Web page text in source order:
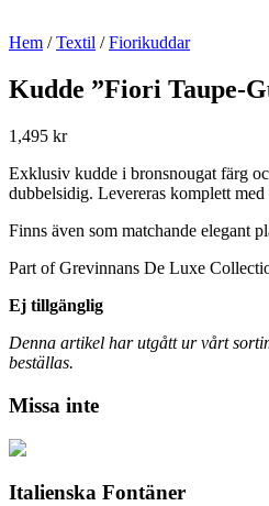
Hem /Textil /Fiorikuddar
Kudde ”Fiori Taupe-
1,495 kr
Exklusiv kudde i bronsnougat färg
dubbelsidig. Levereras komplett
Finns även som matchande elegant
Part of Grevinnans De Luxe
Ej tillgänglig
Denna artikel har utgått ur vårt
beställas.
Missa inte
Italienska Fontäner